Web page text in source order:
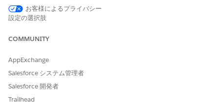
はい
お客様によるプライバシー
設定の選択肢
COMMUNITY
AppExchange
Salesforce システム管理者
Salesforce 開発者
Trailhead